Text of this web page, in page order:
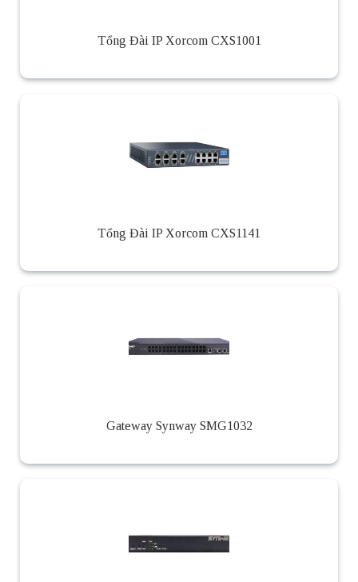
Tổng Đài IP Xorcom CXS1001
Tổng Đài IP Xorcom CXS1141
Gateway Synway SMG1032